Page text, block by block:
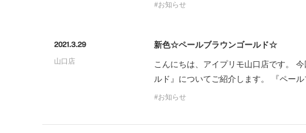
お知らせ
2021.3.29
山口店
新色☆ペールブラウンゴールド☆
こんにちは、アイプリモ山口店です。
ルド』についてご紹介します。 『ペー
お知らせ